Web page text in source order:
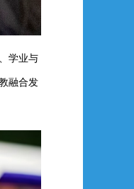
学业与
融合发